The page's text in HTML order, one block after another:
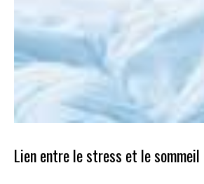
Lien entre le stress et le sommeil